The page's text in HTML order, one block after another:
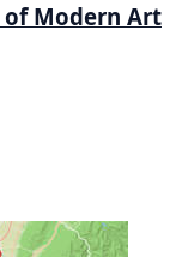
Modern Art